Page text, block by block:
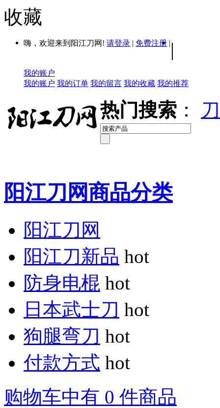
收藏
嗨，欢迎来到阳江刀网! 请登录 | 免费注册 | |
我的账户
我的账户 我的订单 我的留言 我的收藏 我的推荐
热门搜索 ：
阳江刀网商品分类
阳江刀网
阳江刀新品 hot
防身电棍 hot
日本武士刀 hot
狗腿弯刀 hot
付款方式 hot
购物车中有 0 件商品